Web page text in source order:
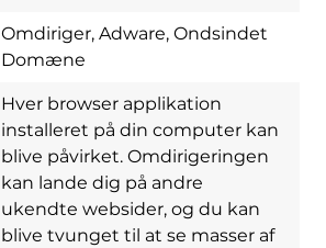
Omdiriger, Adware, Ondsindet
Domæne
Hver browser applikation
installeret på din computer kan
blive påvirket. Omdirigeringen
kan lande dig på andre
ukendte websider, og du kan
blive tvunget til at se masser af